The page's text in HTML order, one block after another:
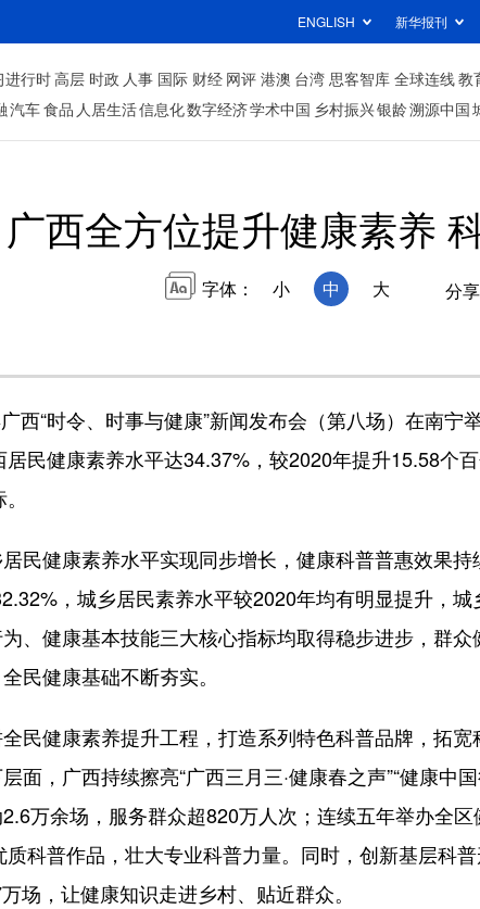
ENGLISH 新华报刊
进行时高层 时政 人事 国际 财经 网评 港澳 台湾 思客智库 全球连线教
汽车食品 人居生活信息化数字经济学术中国 乡村振兴银龄溯源中国
广西全方位提升健康素养
字体： 小 中 大 分
“时令、时事与健康”新闻发布会（第八场）在南宁
民健康素养水平达34.37%，较2020年提升15.58个
健康素养水平实现同步增长，健康科普普惠效果持
，城乡居民素养水平较2020年均有明显提升，
、健康基本技能三大核心指标均取得稳步进步，群
民健康基础不断夯实。
健康素养提升工程，打造系列特色科普品牌，拓宽
面，广西持续擦亮“广西三月三·健康春之声”“健康中
万余场，服务群众超820万人次；连续五年举办全
科普作品，壮大专业科普力量。同时，创新基层科
场，让健康知识走进乡村、贴近群众。